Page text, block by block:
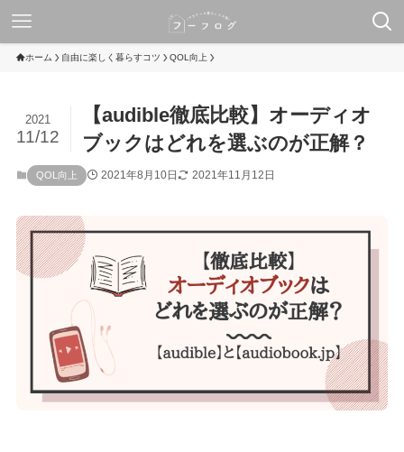
ホーム 自由に楽しく暮らすコツ QOL向上
【audible徹底比較】オーディオ
ブックはどれを選ぶのが正解？
2021
11/12
QOL向上 2021年8月10日 2021年11月12日